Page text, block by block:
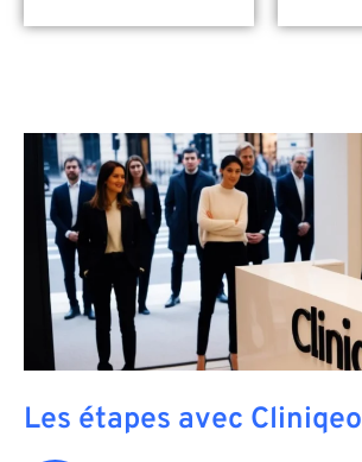
Les étapes avec Cliniqeo